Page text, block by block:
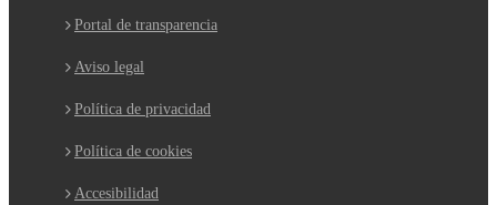
Portal de transparencia
Aviso legal
Política de privacidad
Política de cookies
Accesibilidad